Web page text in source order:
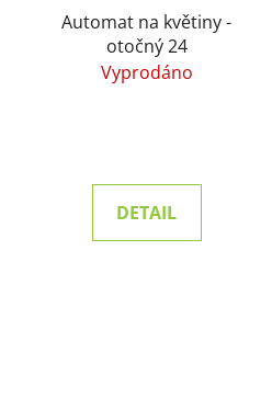
Automat na květiny -
otočný 24
Vyprodáno
DETAIL